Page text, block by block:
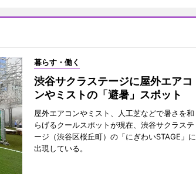
暮らす・働く
渋谷サクラステージに屋外エアコ
ンやミストの「避暑」スポット
屋外エアコンやミスト、人工芝などで暑さを和
らげるクールスポットが現在、渋谷サクラステ
ージ（渋谷区桜丘町）の「にぎわいSTAGE」に
出現している。